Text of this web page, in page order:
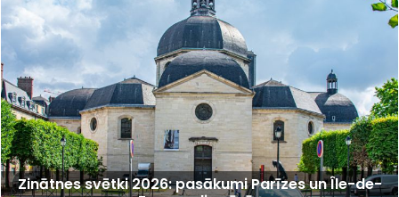
Zinātnes svētki 2026: pasākumi Parīzes un Île-de-